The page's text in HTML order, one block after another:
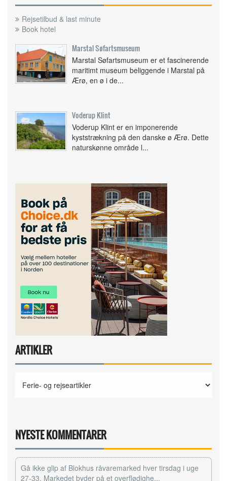
Rejsetilbud & last minute
Book hotel
Marstal Søfartsmuseum
Marstal Søfartsmuseum er et fascinerende
maritimt museum beliggende i Marstal på
Ærø, en ø i de...
Voderup Klint
Voderup Klint er en imponerende
kyststrækning på den danske ø Ærø. Dette
naturskønne område l...
ARTIKLER
NYESTE KOMMENTARER
Gå ikke glip af Blokhus råvaremarked hver tirsdag i uge
27-33. Markedet byder på et overflødighe...